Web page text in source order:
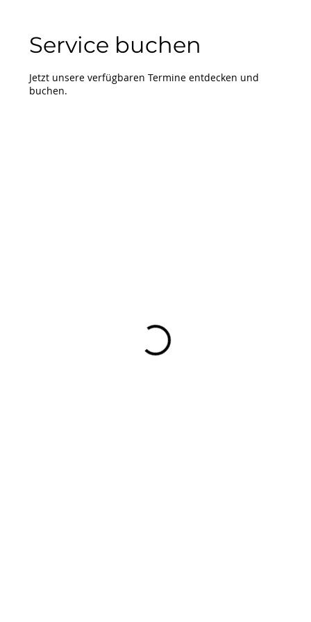
Service buchen
Jetzt unsere verfügbaren Termine entdecken und
buchen.